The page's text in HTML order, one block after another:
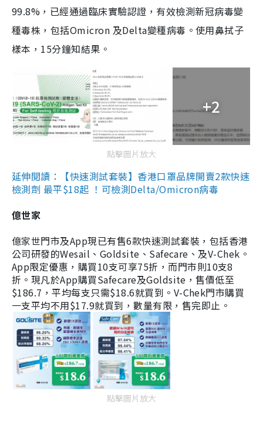
99.8%，已經通過臨床實驗認證，有效檢測新冠病毒變
種毒株，包括Omicron 及Delta變種病毒。使用鼻拭子
樣本，15分鐘知結果。
+2
點擊圖片放大
延伸閱讀：【快速測試套裝】香港口罩品牌開賣2款快速
檢測劑 最平$18起 ！可檢測Delta/Omicron病毒
億世家
億家世門市及App現已有售6款快速測試套裝，包括香港
公司研發的Wesail、Goldsite、Safecare、及V-Chek。
App限定優惠，購買10支可享75折，而門市則10支8
折。現凡於App購買Safecare及Goldsite，售價低至
$186.7，平均每支只需$18.6就買到。V-Chek門市購買
一支平均不用$17.9就買到，數量有限，售完即止。
點擊圖片放大